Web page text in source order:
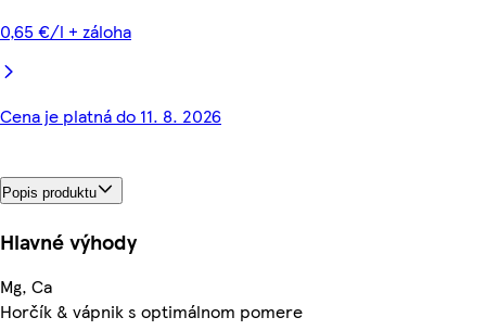
0,65 €/l + záloha
Cena je platná do 11. 8. 2026
Popis produktu
Hlavné výhody
Mg, Ca
Horčík & vápnik s optimálnom pomere